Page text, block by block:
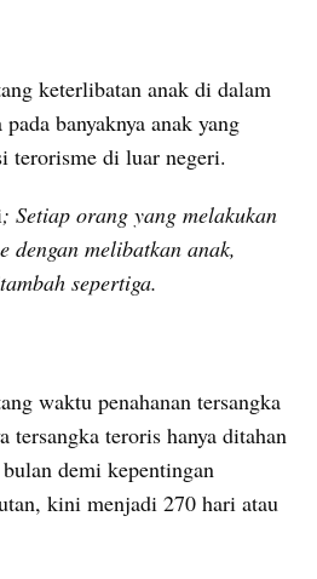
keterlibatan anak di dalam
banyaknya anak yang
terorisme di luar negeri.
; Setiap orang yang melakukan
dengan melibatkan anak,
sepertiga.
waktu penahanan tersangka
tersangka teroris hanya ditahan
demi kepentingan
kini menjadi 270 hari atau